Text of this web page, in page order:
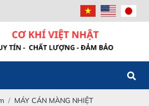
Powered
by
Translate
MÁY CÁN MÀNG NHIỆT